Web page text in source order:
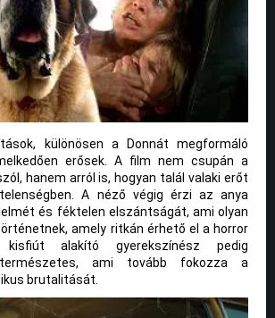
különösen a Donnát megformáló
erősek. A film nem csupán a
hanem arról is, hogyan talál valaki erőt
A néző végig érzi az anya
és féktelen elszántságát, ami olyan
amely ritkán érhető el a horror
alakító gyerekszínész pedig
természetes, ami tovább fokozza a
brutalitását.